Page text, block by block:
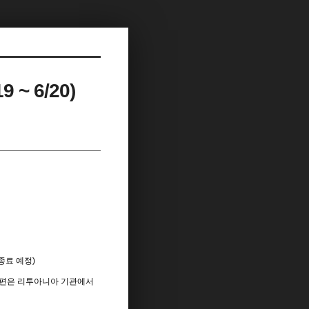
~ 6/20)
료 예정)
은 리투아니아 기관에서